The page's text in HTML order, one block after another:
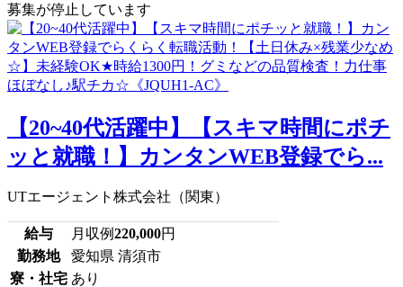
募集が停止しています
【20~40代活躍中】【スキマ時間にポチ
ッと就職！】カンタンWEB登録でら...
UTエージェント株式会社（関東）
給与 月収例220,000円
勤務地
愛知県 清須市
寮・社宅 あり